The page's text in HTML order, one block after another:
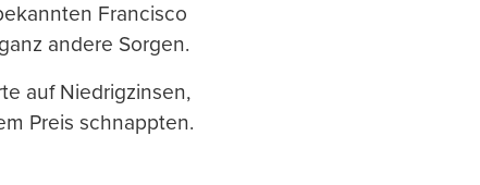
Francisco
andere Sorgen.
auf Niedrigzinsen,
Preis schnappten.